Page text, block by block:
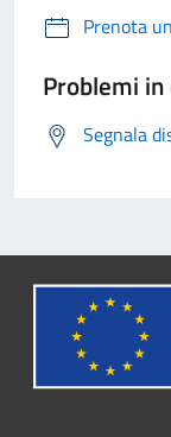
Prenota
Problemi
Segnala